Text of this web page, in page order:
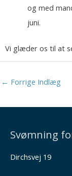
og med
juni.
Vi glæder os til at
← Forrige Indlæg
Svømning
Dirchsvej 19